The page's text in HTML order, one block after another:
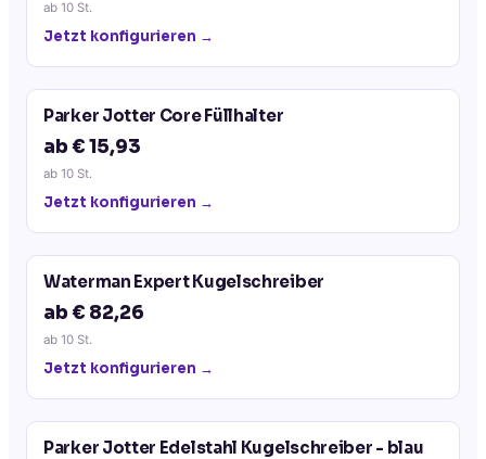
ab 10 St.
Jetzt konfigurieren →
Parker Jotter Core Füllhalter
ab € 15,93
ab 10 St.
Jetzt konfigurieren →
Waterman Expert Kugelschreiber
ab € 82,26
ab 10 St.
Jetzt konfigurieren →
Parker Jotter Edelstahl Kugelschreiber - blau